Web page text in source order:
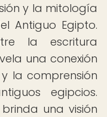
y la mitología
Antiguo Egipto.
la escritura
una conexión
la comprensión
egipcios.
una visión